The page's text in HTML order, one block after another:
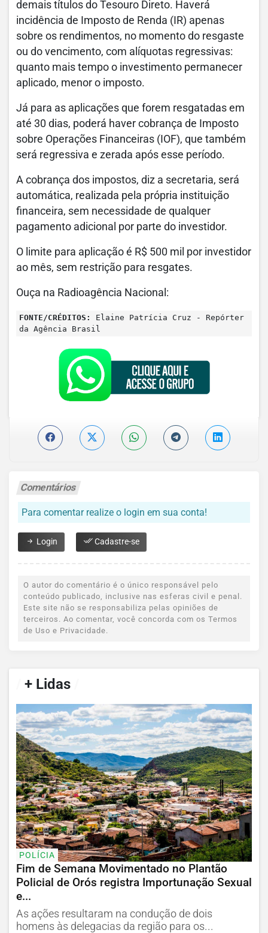
demais títulos do Tesouro Direto. Haverá
incidência de Imposto de Renda (IR) apenas
sobre os rendimentos, no momento do resgaste
ou do vencimento, com alíquotas regressivas:
quanto mais tempo o investimento permanecer
aplicado, menor o imposto.
Já para as aplicações que forem resgatadas em
até 30 dias, poderá haver cobrança de Imposto
sobre Operações Financeiras (IOF), que também
será regressiva e zerada após esse período.
A cobrança dos impostos, diz a secretaria, será
automática, realizada pela própria instituição
financeira, sem necessidade de qualquer
pagamento adicional por parte do investidor.
O limite para aplicação é R$ 500 mil por investidor
ao mês, sem restrição para resgates.
Ouça na Radioagência Nacional:
FONTE/CRÉDITOS:
Elaine Patrícia Cruz - Repórter
da Agência Brasil
Comentários
Para comentar realize o login em sua conta!
Login Cadastre-se
O autor do comentário é o único responsável pelo
conteúdo publicado, inclusive nas esferas civil e penal.
Este site não se responsabiliza pelas opiniões de
terceiros. Ao comentar, você concorda com os Termos
de Uso e Privacidade.
+ Lidas
POLÍCIA
Fim de Semana Movimentado no Plantão
Policial de Orós registra Importunação Sexual
e...
As ações resultaram na condução de dois
homens às delegacias da região para os...